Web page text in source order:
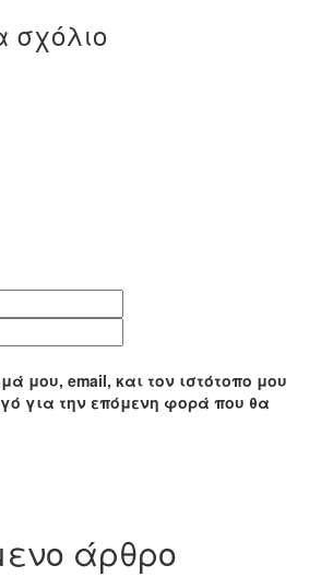
σχόλιο
μου, email, και τον ιστότοπο μου
για την επόμενη φορά που θα
άρθρο